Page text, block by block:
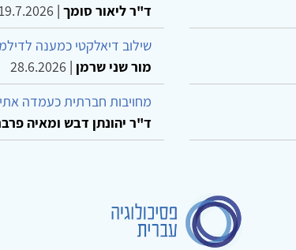
ד"ר ליאור סומך |
שילוב דיאלקטי כמענה
מור שני שרמן |
28.6.2026
מחויבות חברתית כעמדה
ד"ר יהונתן דבש ומאיה